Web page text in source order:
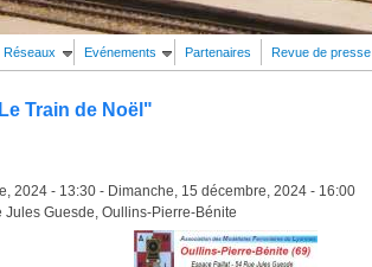
Réseaux Evénements Partenaires Revue de presse
Train de Noël"
2024 - 13:30 - Dimanche, 15 décembre, 2024 - 16:00
Jules Guesde, Oullins-Pierre-Bénite